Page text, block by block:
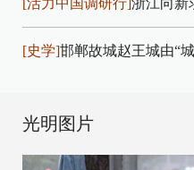
[史学]邯郸故城赵王城由“
光明图片